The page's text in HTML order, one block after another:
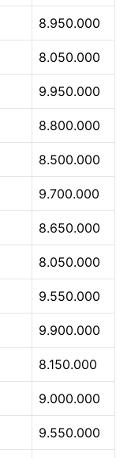
8.950.000
8.050.000
9.950.000
8.800.000
8.500.000
9.700.000
8.650.000
8.050.000
9.550.000
9.900.000
8.150.000
9.000.000
9.550.000